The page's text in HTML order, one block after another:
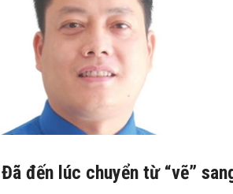
đến lúc chuyển từ “vẽ”